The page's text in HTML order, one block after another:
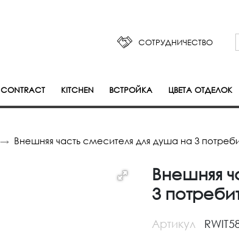
СОТРУДНИЧЕСТВО
CONTRACT KITCHEN ВСТРОЙКА ЦВЕТА ОТДЕЛОК
Внешняя часть смесителя для душа на 3
Внешняя
3
Артикул